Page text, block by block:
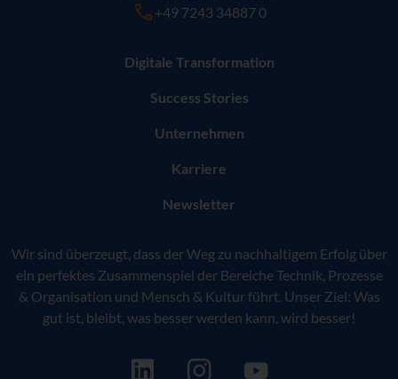
+49 7243 34887 0
Digitale Transformation
Success Stories
Unternehmen
Karriere
Newsletter
Wir sind überzeugt, dass der Weg zu nachhaltigem Erfolg über
ein perfektes Zusammenspiel der Bereiche Technik, Prozesse
& Organisation und Mensch & Kultur führt. Unser Ziel: Was
gut ist, bleibt, was besser werden kann, wird besser!